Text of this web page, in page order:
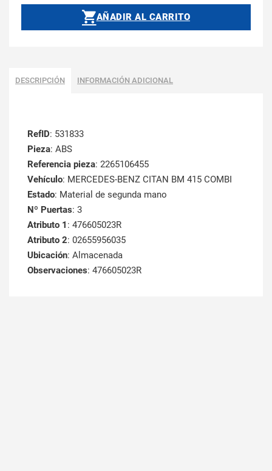
AÑADIR AL CARRITO
DESCRIPCIÓN INFORMACIÓN ADICIONAL
RefID: 531833
Pieza: ABS
Referencia pieza: 2265106455
Vehículo: MERCEDES-BENZ CITAN BM 415 COMBI
Estado: Material de segunda mano
Nº Puertas: 3
Atributo 1 : 476605023R
Atributo 2: 02655956035
Ubicación: Almacenada
Observaciones: 476605023R